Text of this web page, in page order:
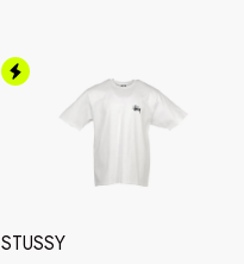
STUSSY